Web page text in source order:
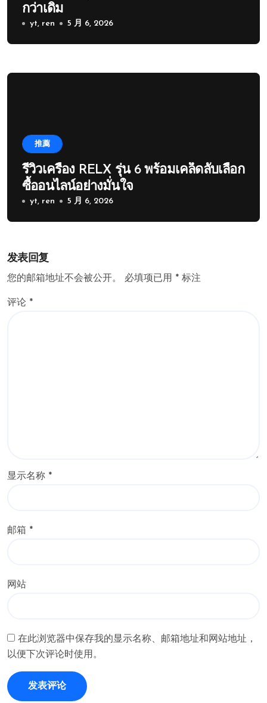
กว่าเดิม
yt, ren 5 月 6, 2026
推薦
รีวิวเครื่อง RELX รุ่น 6 พร้อมเคล็ดลับเลือก
ซื้ออนไลน์อย่างมั่นใจ
yt, ren 5 月 6, 2026
发表回复
您的邮箱地址不会被公开。 必填项已用 * 标注
评论 *
显示名称 *
邮箱 *
网站
在此浏览器中保存我的显示名称、邮箱地址和网站地址，
以便下次评论时使用。